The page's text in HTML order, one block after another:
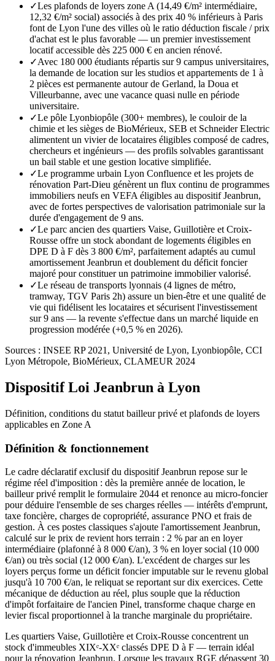
✓Les plafonds de loyers zone A (14,49 €/m² intermédiaire,
12,32 €/m² social) associés à des prix 40 % inférieurs à Paris
font de Lyon l'une des villes où le ratio déduction fiscale / prix
d'achat est le plus favorable — un premier investissement
locatif accessible dès 225 000 € en ancien rénové.
✓Avec 180 000 étudiants répartis sur 9 campus universitaires,
la demande de location sur les studios et appartements de 1 à
2 pièces est permanente autour de Gerland, la Doua et
Villeurbanne, avec une vacance quasi nulle en période
universitaire.
✓Le pôle Lyonbiopôle (300+ membres), le couloir de la
chimie et les sièges de BioMérieux, SEB et Schneider Electric
alimentent un vivier de locataires éligibles composé de cadres,
chercheurs et ingénieurs — des profils solvables garantissant
un bail stable et une gestion locative simplifiée.
✓Le programme urbain Lyon Confluence et les projets de
rénovation Part-Dieu génèrent un flux continu de programmes
immobiliers neufs en VEFA éligibles au dispositif Jeanbrun,
avec de fortes perspectives de valorisation patrimoniale sur la
durée d'engagement de 9 ans.
✓Le parc ancien des quartiers Vaise, Guillotière et Croix-
Rousse offre un stock abondant de logements éligibles en
DPE D à F dès 3 800 €/m², parfaitement adaptés au cumul
amortissement Jeanbrun et doublement du déficit foncier
majoré pour constituer un patrimoine immobilier valorisé.
✓Le réseau de transports lyonnais (4 lignes de métro,
tramway, TGV Paris 2h) assure un bien-être et une qualité de
vie qui fidélisent les locataires et sécurisent l'investissement
sur 9 ans — la revente s'effectue dans un marché liquide en
progression modérée (+0,5 % en 2026).
Sources : INSEE RP 2021, Université de Lyon, Lyonbiopôle, CCI
Lyon Métropole, BioMérieux, CLAMEUR 2024
Dispositif Loi Jeanbrun à Lyon
Définition, conditions du statut bailleur privé et plafonds de loyers
applicables en Zone A
Définition & fonctionnement
Le cadre déclaratif exclusif du dispositif Jeanbrun repose sur le
régime réel d'imposition : dès la première année de location, le
bailleur privé remplit le formulaire 2044 et renonce au micro-foncier
pour déduire l'ensemble de ses charges réelles — intérêts d'emprunt,
taxe foncière, charges de copropriété, assurance PNO et frais de
gestion. À ces postes classiques s'ajoute l'amortissement Jeanbrun,
calculé sur le prix de revient hors terrain : 2 % par an en loyer
intermédiaire (plafonné à 8 000 €/an), 3 % en loyer social (10 000
€/an) ou très social (12 000 €/an). L'excédent de charges sur les
loyers perçus forme un déficit foncier imputable sur le revenu global
jusqu'à 10 700 €/an, le reliquat se reportant sur dix exercices. Cette
mécanique de déduction au réel, plus souple que la réduction
d'impôt forfaitaire de l'ancien Pinel, transforme chaque charge en
levier fiscal proportionnel à la tranche marginale du propriétaire.
Les quartiers Vaise, Guillotière et Croix-Rousse concentrent un
stock d'immeubles XIXᵉ-XXᵉ classés DPE D à F — terrain idéal
pour la rénovation Jeanbrun. Lorsque les travaux RGE dépassent 30